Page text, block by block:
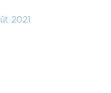
2021